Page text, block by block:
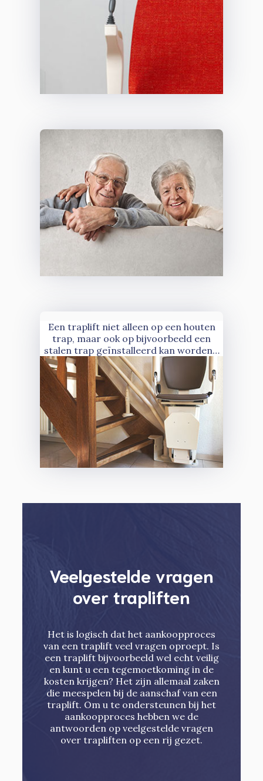
Een traplift niet alleen op een houten
trap, maar ook op bijvoorbeeld een
stalen trap geïnstalleerd kan worden…
Veelgestelde vragen
over trapliften
Het is logisch dat het aankoopproces
van een traplift veel vragen oproept. Is
een traplift bijvoorbeeld wel echt veilig
en kunt u een tegemoetkoming in de
kosten krijgen? Het zijn allemaal zaken
die meespelen bij de aanschaf van een
traplift. Om u te ondersteunen bij het
aankoopproces hebben we de
antwoorden op veelgestelde vragen
over trapliften op een rij gezet.